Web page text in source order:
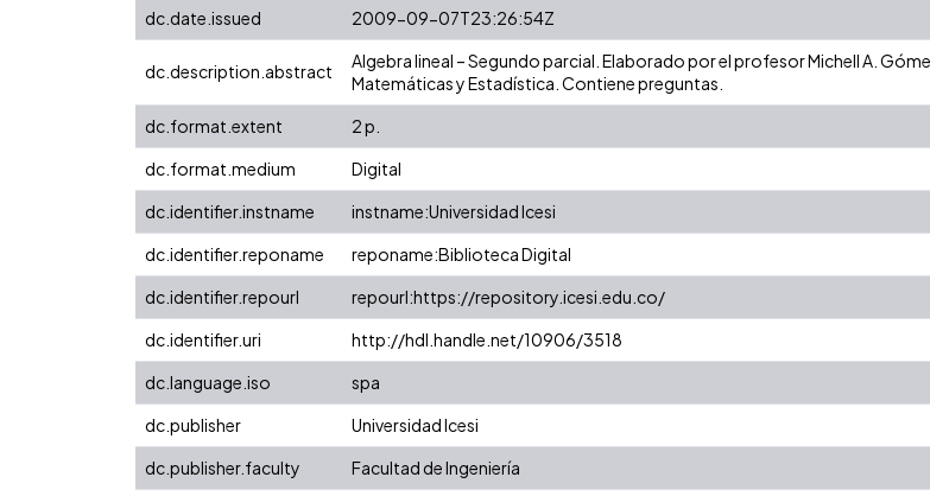
dc.date.issued
2009-09-07T23:26:54Z
dc.description.abstract
Algebra lineal – Segundo parcial. Elaborado por el profesor Michell A.
Matemáticas y Estadística. Contiene preguntas.
dc.format.extent 2 p.
dc.format.medium
Digital
dc.identifier.instname
instname:Universidad Icesi
dc.identifier.reponame
reponame:Biblioteca Digital
dc.identifier.repourl
repourl:https://repository.icesi.edu.co/
dc.identifier.uri
http://hdl.handle.net/10906/3518
dc.language.iso
spa
dc.publisher
Universidad Icesi
dc.publisher.faculty
Facultad de Ingeniería